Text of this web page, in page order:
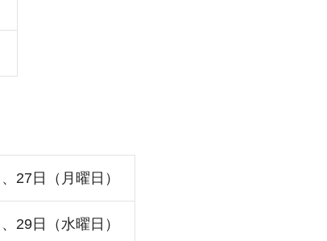
27日（月曜日）
29日（水曜日）